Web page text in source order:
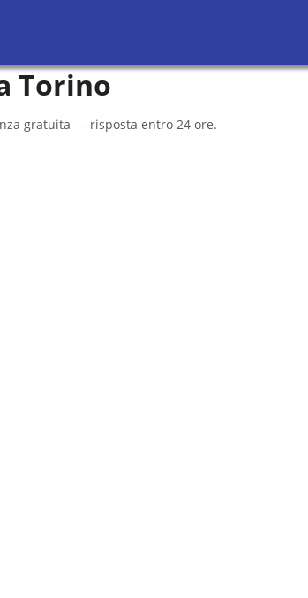
Torino
gratuita — risposta entro 24 ore.